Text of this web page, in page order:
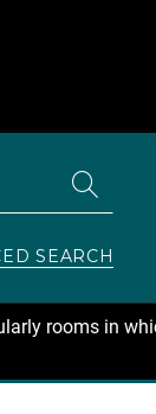
SEARCH
rooms in